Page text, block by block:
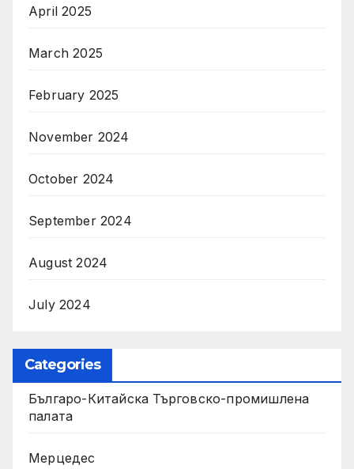
April 2025
March 2025
February 2025
November 2024
October 2024
September 2024
August 2024
July 2024
Categories
Българо-Китайска Търговско-промишлена
палaта
Мерцедес